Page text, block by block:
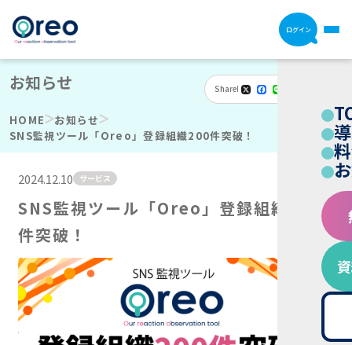
ログイン
お知らせ
HOME
お知らせ
SNS監視ツール「Oreo」登録組織200件突破！
Share Facebook
有
2024.12.10 サービス
SNS監視ツール「Oreo」登録組織200
件突破！